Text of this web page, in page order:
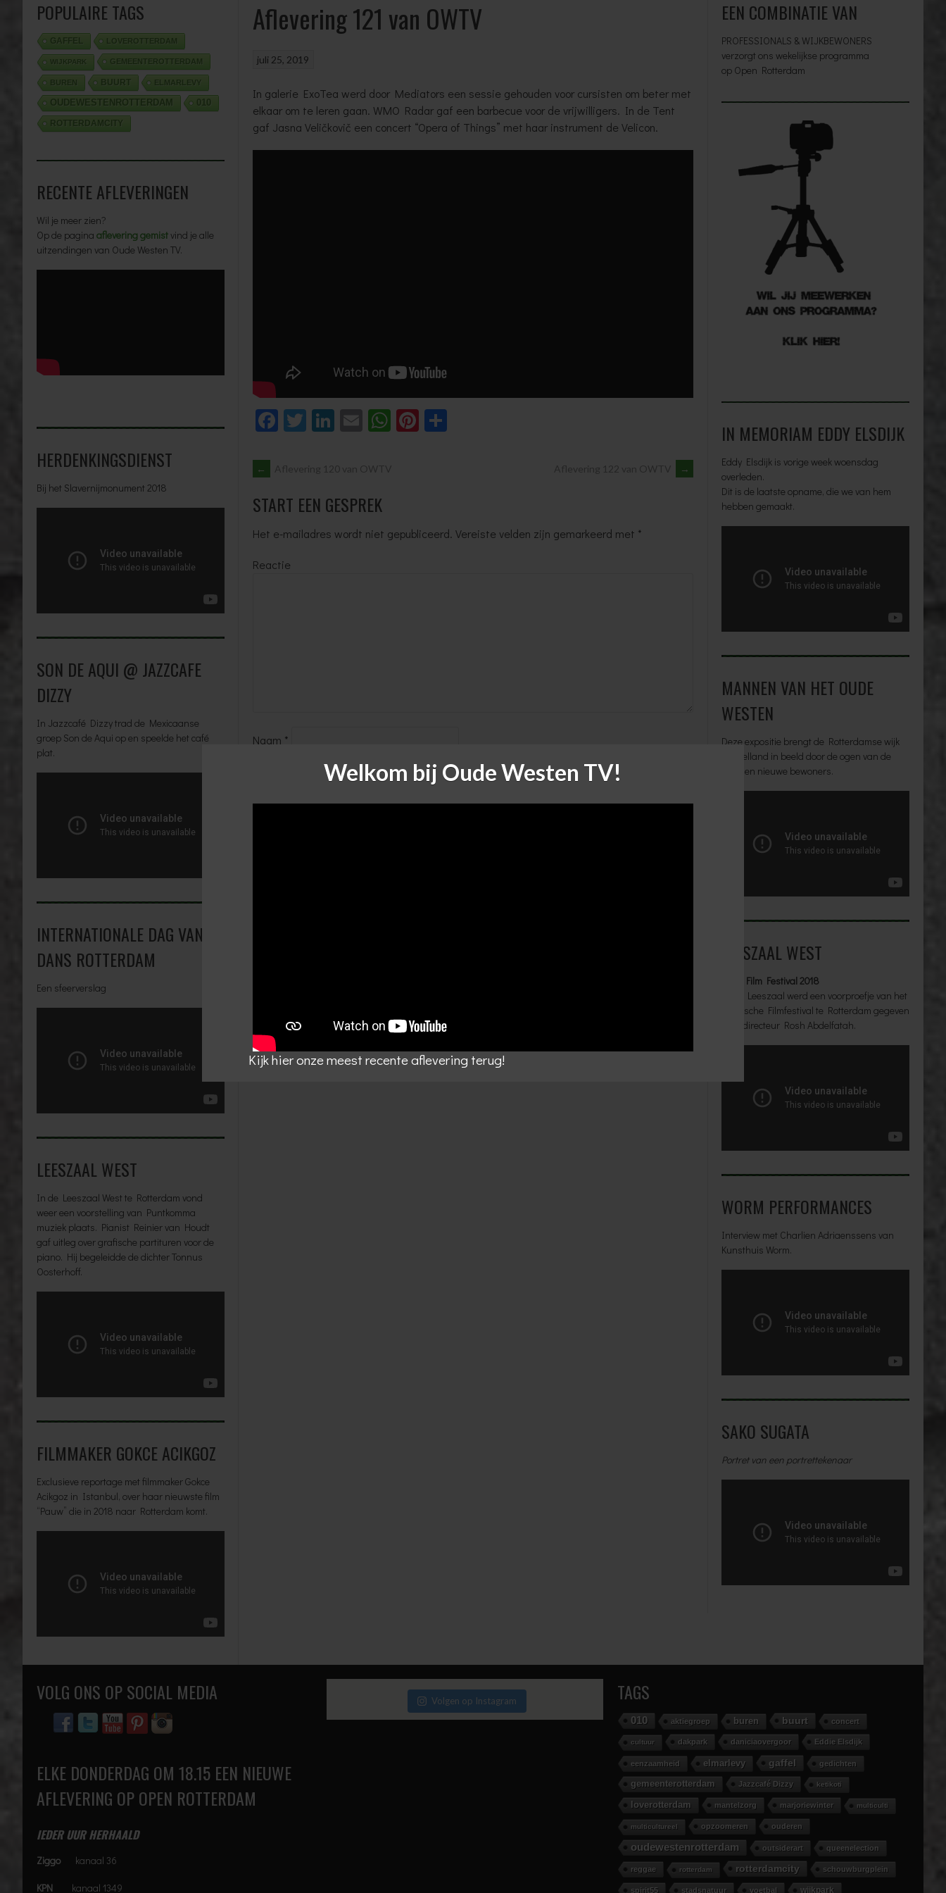
Welkom bij Oude Westen TV!
Kijk hier onze meest recente aflevering terug!
Aflevering 121 van OWTV
juli 25, 2019
In galerie ExoTea werd door Mediators een sessie gehouden voor cursisten om beter met
elkaar om te leren gaan. WMO Radar gaf een barbecue voor de vrijwilligers. In de Tent
gaf Jasna Veličkovič een concert “Opera of Things” met haar instrument de Velicon.
Facebook
Twitter
LinkedIn
EmailWhatsApp
Pinterest
BERICHTNAVIGATIE
← →
START EEN GESPREK
Het e-mailadres wordt niet gepubliceerd. Vereiste velden zijn gemarkeerd met *
Reactie
Naam *
POPULAIRE TAGS
GAFFEL LOVEROTTERDAM
WIJKPARK GEMEENTEROTTERDAM
BUREN BUURT ELMARLEVY
OUDEWESTENROTTERDAM 010
ROTTERDAMCITY
RECENTE AFLEVERINGEN
Wil je meer zien?
Op de pagina aflevering gemistvind je alle
uitzendingen van Oude Westen TV.
HERDENKINGSDIENST
Bij het Slavernijmonument 2018
SON DE AQUI @ JAZZCAFE
DIZZY
In Jazzcafé Dizzy trad de Mexicaanse
groep Son de Aqui op en speelde het café
plat.
INTERNATIONALE DAG VAN DE
DANS ROTTERDAM
Een sfeerverslag
LEESZAAL WEST
In de Leeszaal West te Rotterdam vond
weer een voorstelling van Puntkomma
muziek plaats. Pianist Reinier van Houdt
gaf uitleg over grafische partituren voor de
piano. Hij begeleidde de dichter Tonnus
Oosterhoff.
FILMMAKER GOKCE ACIKGOZ
Exclusieve reportage met filmmaker Gokce
Acikgoz in Istanbul, over haar nieuwste film
“Pauw” die in 2018 naar Rotterdam komt.
EEN COMBINATIE VAN
PROFESSIONALS & WIJKBEWONERS
verzorgt ons wekelijkse programma
op Open Rotterdam
IN MEMORIAM EDDY ELSDIJK
Eddy Elsdijk is vorige week woensdag
overleden.
Dit is de laatste opname, die we van hem
hebben gemaakt.
MANNEN VAN HET OUDE
WESTEN
Deze expositie brengt de Rotterdamse wijk
Middelland in beeld door de ogen van de
oude en nieuwe bewoners.
LEESZAAL WEST
Arab Film Festival 2018
In de Leeszaal werd een voorproefje van het
Arabische Filmfestival te Rotterdam gegeven
door directeur Rosh Abdelfatah.
WORM PERFORMANCES
Interview met Charlien Adriaenssens van
Kunsthuis Worm.
SAKO SUGATA
Portret van een portrettekenaar
VOLG ONS OP SOCIAL MEDIA
ELKE DONDERDAG OM 18.15 EEN NIEUWE
AFLEVERING OP OPEN ROTTERDAM
IEDER UUR HERHAALD
Ziggokanaal 36
KPN kanaal 1349
Volgen op Instagram TAGS
010 aktiegroep buren buurt concert
cultuur dakpark daniciaovergoor Eddie Elsdijk
eenzaamheid elmarlevy gaffel gedichten
gemeenterotterdam Jazzcafé Dizzy ketikoti
loverotterdam mantelzorg marjoriewinter multiculti
multicultureel opzoomeren ouderen
oudewestenrotterdam outsiderart queenelection
reggae rotterdam rotterdamcity schouwburgplein
spirit55 stadsnatuur voetbal wijkpark